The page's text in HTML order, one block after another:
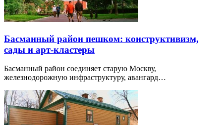
Басманный район пешком: конструктивизм,
сады и арт-кластеры
Басманный район соединяет старую Москву,
железнодорожную инфраструктуру, авангард…